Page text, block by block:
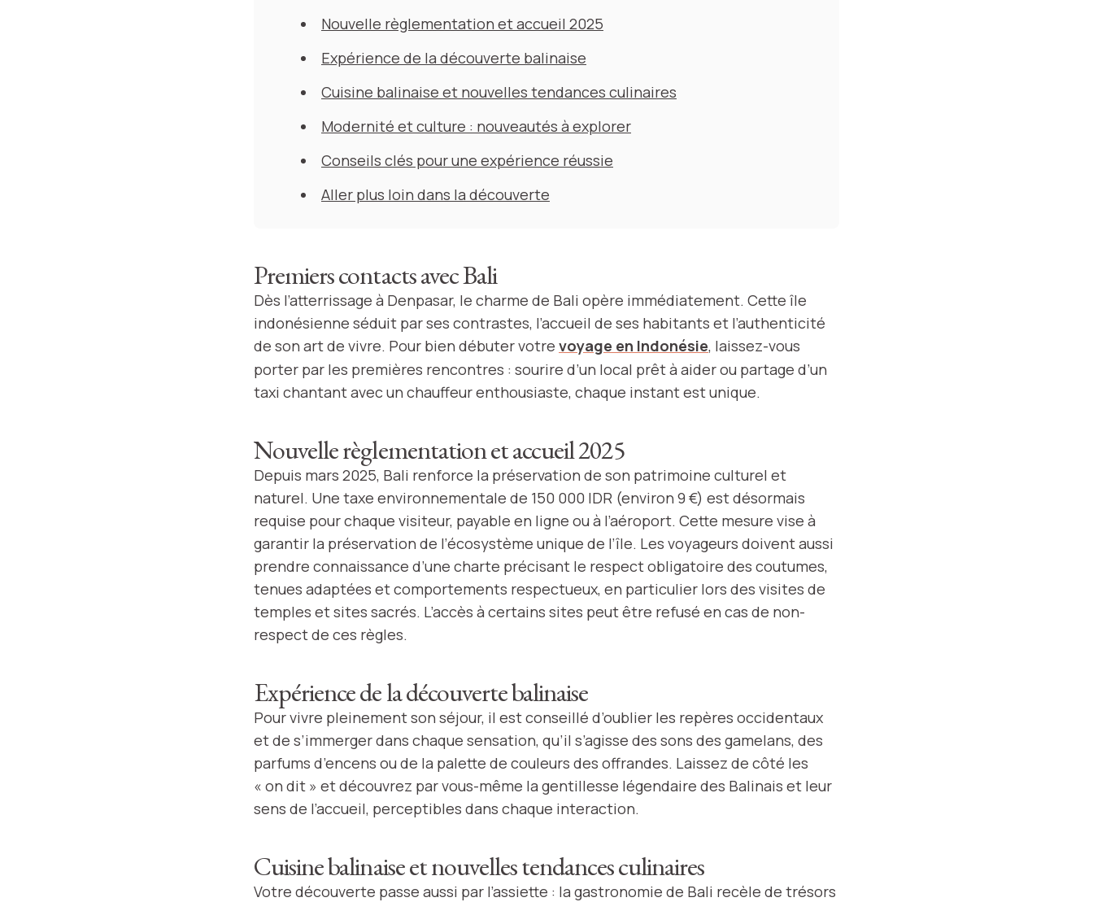
Nouvelle règlementation et accueil 2025
Expérience de la découverte balinaise
Cuisine balinaise et nouvelles tendances culinaires
Modernité et culture : nouveautés à explorer
Conseils clés pour une expérience réussie
Aller plus loin dans la découverte
Premiers contacts avec Bali
Dès l’atterrissage à Denpasar, le charme de Bali opère immédiatement. Cette île
indonésienne séduit par ses contrastes, l’accueil de ses habitants et l’authenticité
de son art de vivre. Pour bien débuter votre voyage en Indonésie, laissez-vous
porter par les premières rencontres : sourire d’un local prêt à aider ou partage d’un
taxi chantant avec un chauffeur enthousiaste, chaque instant est unique.
Nouvelle règlementation et accueil 2025
Depuis mars 2025, Bali renforce la préservation de son patrimoine culturel et
naturel. Une taxe environnementale de 150 000 IDR (environ 9 €) est désormais
requise pour chaque visiteur, payable en ligne ou à l’aéroport. Cette mesure vise à
garantir la préservation de l’écosystème unique de l’île. Les voyageurs doivent aussi
prendre connaissance d’une charte précisant le respect obligatoire des coutumes,
tenues adaptées et comportements respectueux, en particulier lors des visites de
temples et sites sacrés. L’accès à certains sites peut être refusé en cas de non-
respect de ces règles.
Expérience de la découverte balinaise
Pour vivre pleinement son séjour, il est conseillé d’oublier les repères occidentaux
et de s’immerger dans chaque sensation, qu’il s’agisse des sons des gamelans, des
parfums d’encens ou de la palette de couleurs des offrandes. Laissez de côté les
« on dit » et découvrez par vous-même la gentillesse légendaire des Balinais et leur
sens de l’accueil, perceptibles dans chaque interaction.
Cuisine balinaise et nouvelles tendances culinaires
Votre découverte passe aussi par l’assiette : la gastronomie de Bali recèle de trésors